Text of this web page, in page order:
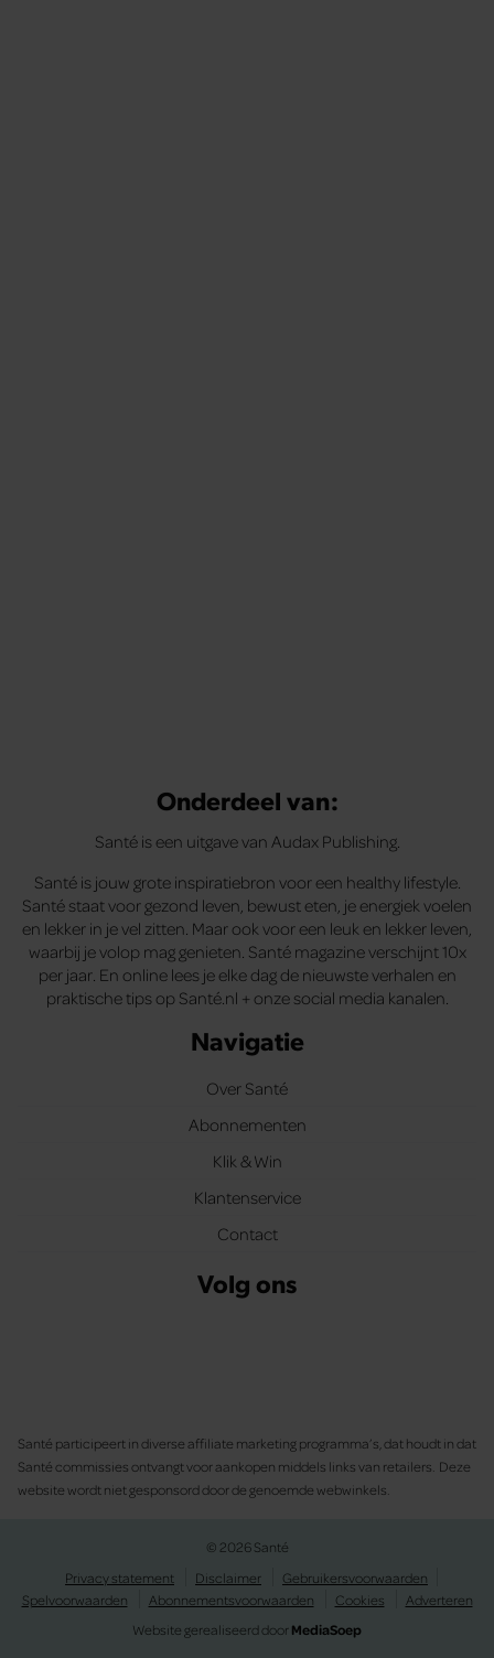
Onderdeel van:
Santé is een uitgave van Audax Publishing.
Santé is jouw grote inspiratiebron voor een healthy lifestyle.
Santé staat voor gezond leven, bewust eten, je energiek voelen
en lekker in je vel zitten. Maar ook voor een leuk en lekker leven,
waarbij je volop mag genieten. Santé magazine verschijnt 10x
per jaar. En online lees je elke dag de nieuwste verhalen en
praktische tips op Santé.nl + onze social media kanalen.
Navigatie
Over Santé
Abonnementen
Klik & Win
Klantenservice
Contact
Volg ons
Santé participeert in diverse affiliate marketing programma’s, dat houdt in dat
Santé commissies ontvangt voor aankopen middels links van retailers. Deze
website wordt niet gesponsord door de genoemde webwinkels.
© 2026 Santé
Privacy statement
Disclaimer
Gebruikersvoorwaarden
Spelvoorwaarden
Abonnementsvoorwaarden Cookies
Adverteren
Website gerealiseerd doorMediaSoep